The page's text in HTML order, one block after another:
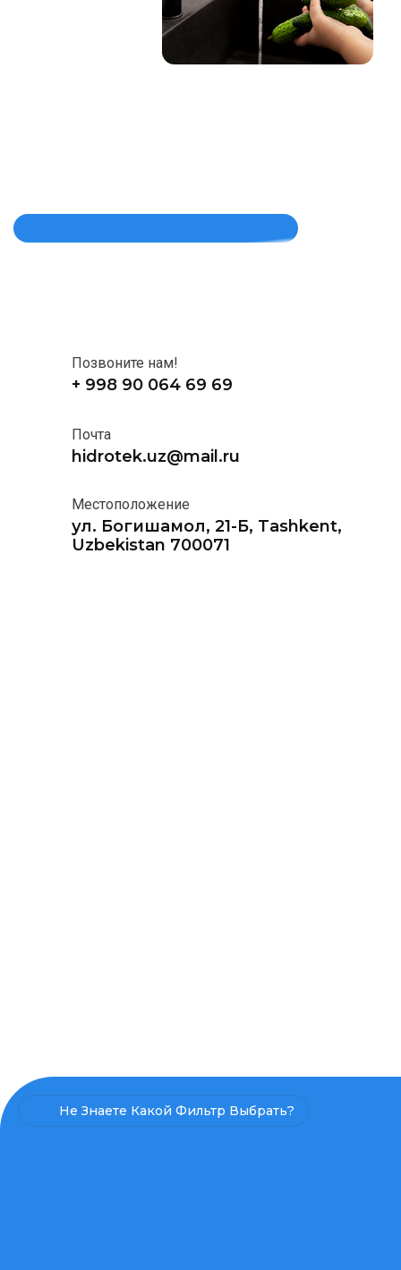
Позвоните нам!
+ 998 90 064 69 69
Почта
hidrotek.uz@mail.ru
Местоположение
ул. Богишамол, 21-Б, Tashkent,
Uzbekistan 700071
Не Знаете Какой Фильтр Выбрать?